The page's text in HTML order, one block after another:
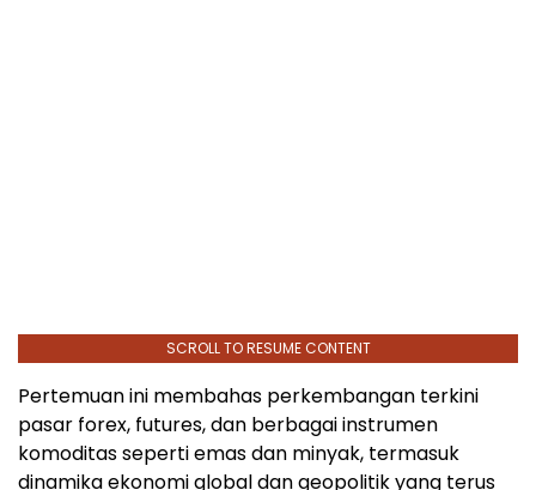
SCROLL TO RESUME CONTENT
Pertemuan ini membahas perkembangan terkini
pasar forex, futures, dan berbagai instrumen
komoditas seperti emas dan minyak, termasuk
dinamika ekonomi global dan geopolitik yang terus